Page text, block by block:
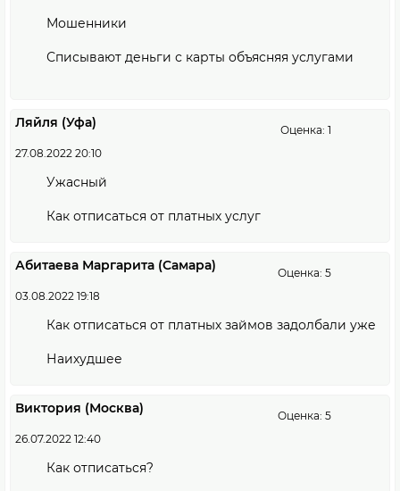
Мошенники
Списывают деньги с карты объясняя услугами
Ляйля (Уфа)
Оценка: 1
27.08.2022 20:10
Ужасный
Как отписаться от платных услуг
Абитаева Маргарита (Самара)
Оценка: 5
03.08.2022 19:18
Как отписаться от платных займов задолбали уже
Наихудшее
Виктория (Москва)
Оценка: 5
26.07.2022 12:40
Как отписаться?